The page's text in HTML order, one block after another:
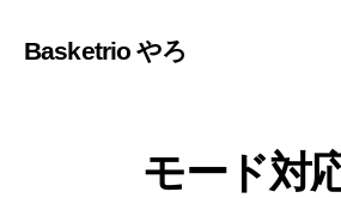
Basketrio やろ
モード対